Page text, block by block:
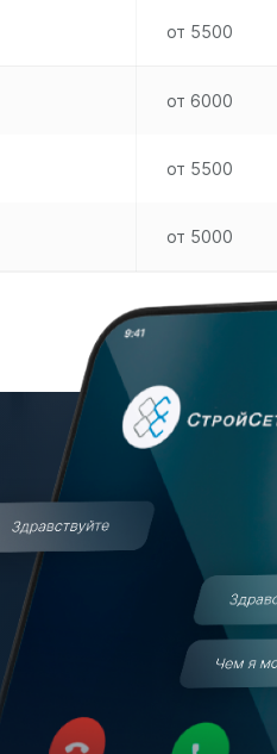
от 5500
от 6000
от 5500
от 5000